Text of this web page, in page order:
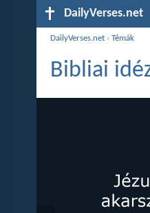
DailyVerses.net
DailyVerses.net ›Témák
Bibliai